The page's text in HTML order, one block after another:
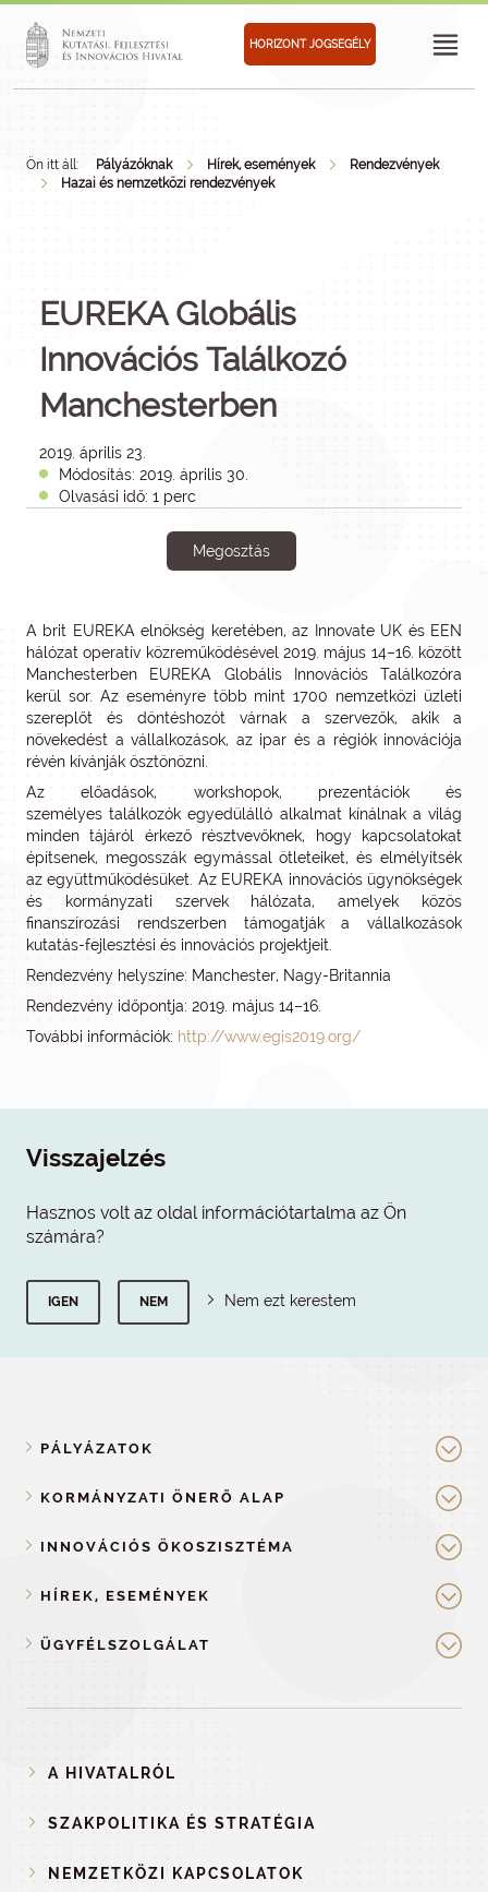
HORIZONT JOGSEGÉLY
Ön itt áll: Pályázóknak Hírek, események
Rendezvények
Hazai és nemzetközi rendezvények
EUREKA Globális
Innovációs Találkozó
Manchesterben
2019. április 23.
Módosítás: 2019. április 30.
Olvasási idő: 1 perc
Megosztás
A brit EUREKA elnökség keretében, az Innovate UK és EEN
hálózat operatív közreműködésével 2019. május 14–16. között
Manchesterben EUREKA Globális Innovációs Találkozóra
kerül sor. Az eseményre több mint 1700 nemzetközi üzleti
szereplőt és döntéshozót várnak a szervezők, akik a
növekedést a vállalkozások, az ipar és a régiók innovációja
révén kívánják ösztönözni.
Az előadások, workshopok, prezentációk és
személyes találkozók egyedülálló alkalmat kínálnak a világ
minden tájáról érkező résztvevőknek, hogy kapcsolatokat
építsenek, megosszák egymással ötleteiket, és elmélyítsék
az együttműködésüket. Az EUREKA innovációs ügynökségek
és kormányzati szervek hálózata, amelyek közös
finanszírozási rendszerben támogatják a vállalkozások
kutatás-fejlesztési és innovációs projektjeit.
Rendezvény helyszíne: Manchester, Nagy-Britannia
Rendezvény időpontja: 2019. május 14–16.
További információk: http://www.egis2019.org/
Visszajelzés
Hasznos volt az oldal információtartalma az Ön
számára?
IGEN NEM Nem ezt kerestem
PÁLYÁZATOK
KORMÁNYZATI ÖNERŐ ALAP
INNOVÁCIÓS ÖKOSZISZTÉMA
HÍREK, ESEMÉNYEK
ÜGYFÉLSZOLGÁLAT
A HIVATALRÓL
SZAKPOLITIKA ÉS STRATÉGIA
NEMZETKÖZI KAPCSOLATOK